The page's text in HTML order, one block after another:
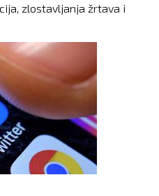
zlostavljanja žrtava i